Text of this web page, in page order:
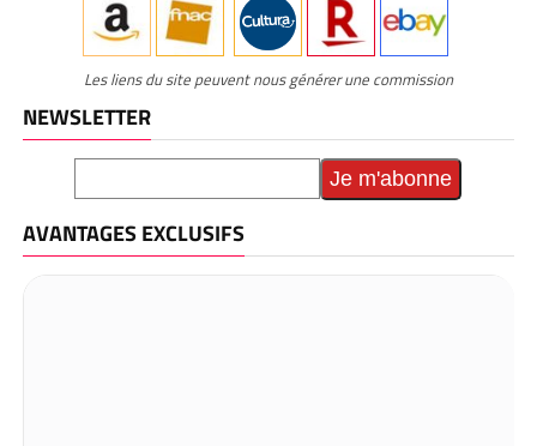
Les liens du site peuvent nous générer une commission
NEWSLETTER
AVANTAGES EXCLUSIFS